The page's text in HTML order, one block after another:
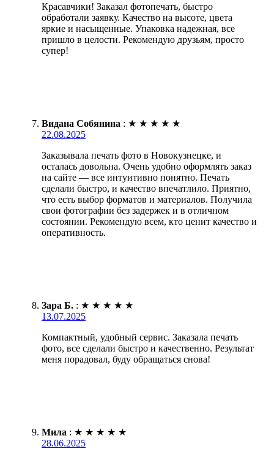
Красавчики! Заказал фотопечать, быстро
обработали заявку. Качество на высоте, цвета
яркие и насыщенные. Упаковка надежная, все
пришло в целости. Рекомендую друзьям, просто
супер!
Видана Собянина : ★ ★ ★ ★ ★
22.08.2025
Заказывала печать фото в Новокузнецке, и
осталась довольна. Очень удобно оформлять заказ
на сайте — все интуитивно понятно. Печать
сделали быстро, и качество впечатлило. Приятно,
что есть выбор форматов и материалов. Получила
свои фотографии без задержек и в отличном
состоянии. Рекомендую всем, кто ценит качество и
оперативность.
Зара Б. : ★ ★ ★ ★ ★
13.07.2025
Компактный, удобный сервис. Заказала печать
фото, все сделали быстро и качественно. Результат
меня порадовал, буду обращаться снова!
Мила : ★ ★ ★ ★ ★
28.06.2025